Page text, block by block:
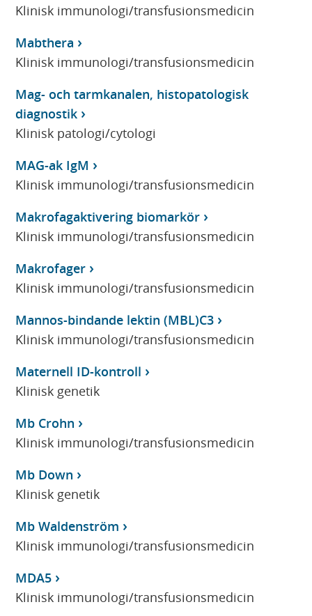
Klinisk immunologi/transfusionsmedicin
Mabthera
Klinisk immunologi/transfusionsmedicin
Mag- och tarmkanalen, histopatologisk
diagnostik
Klinisk patologi/cytologi
MAG-ak IgM
Klinisk immunologi/transfusionsmedicin
Makrofagaktivering biomarkör
Klinisk immunologi/transfusionsmedicin
Makrofager
Klinisk immunologi/transfusionsmedicin
Mannos-bindande lektin (MBL)C3
Klinisk immunologi/transfusionsmedicin
Maternell ID-kontroll
Klinisk genetik
Mb Crohn
Klinisk immunologi/transfusionsmedicin
Mb Down
Klinisk genetik
Mb Waldenström
Klinisk immunologi/transfusionsmedicin
MDA5
Klinisk immunologi/transfusionsmedicin